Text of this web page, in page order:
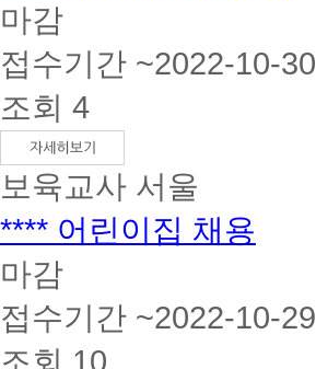
마감
접수기간 ~2022-10-30
조회 4
보육교사 서울
**** 어린이집 채용
마감
접수기간 ~2022-10-29
조회 10